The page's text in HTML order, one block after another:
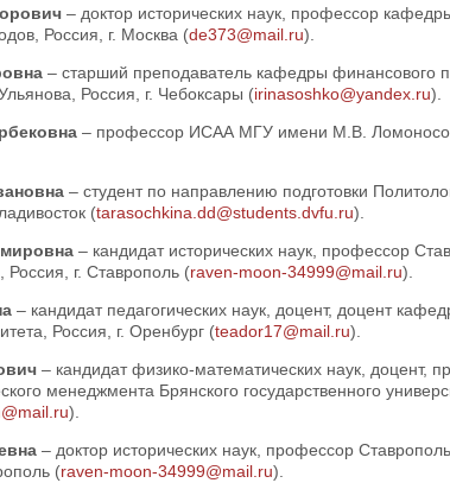
– доктор исторических наук, профессор
Россия, г. Москва (de373@mail.ru).
– старший преподаватель кафедры финансового
Россия, г. Чебоксары (irinasoshko@yandex.ru).
– профессор ИСАА МГУ имени М.В.
– студент по направлению подготовки
(tarasochkina.dd@students.dvfu.ru).
– кандидат исторических наук, профессор
г. Ставрополь (raven-moon-34999@mail.ru).
– кандидат педагогических наук, доцент, доцент
Россия, г. Оренбург (teador17@mail.ru).
– кандидат физико-математических наук, доцент,
менеджмента Брянского государственного
).
– доктор исторических наук, профессор
(raven-moon-34999@mail.ru).